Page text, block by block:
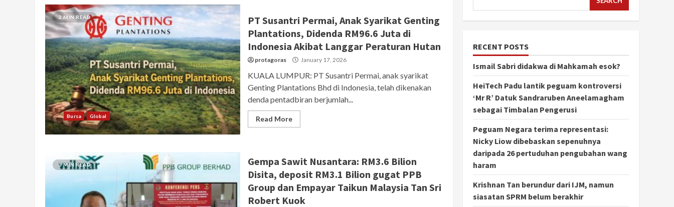
2 MIN READ
Bursa Global
PT Susantri Permai, Anak Syarikat Genting
Plantations, Didenda RM96.6 Juta di
Indonesia Akibat Langgar Peraturan Hutan
protagoras January 17, 2026
KUALA LUMPUR: PT Susantri Permai, anak syarikat
Genting Plantations Bhd di Indonesia, telah dikenakan
denda pentadbiran berjumlah...
Read More
3 MIN READ
Gempa Sawit Nusantara: RM3.6 Bilion
Disita, deposit RM3.1 Bilion gugat PPB
Group dan Empayar Taikun Malaysia Tan Sri
Robert Kuok
RECENT POSTS
Ismail Sabri didakwa di Mahkamah esok?
HeiTech Padu lantik peguam kontroversi
‘Mr R’ Datuk Sandraruben Aneelamagham
sebagai Timbalan Pengerusi
Peguam Negara terima representasi:
Nicky Liow dibebaskan sepenuhnya
daripada 26 pertuduhan pengubahan wang
haram
Krishnan Tan berundur dari IJM, namun
siasatan SPRM belum berakhir